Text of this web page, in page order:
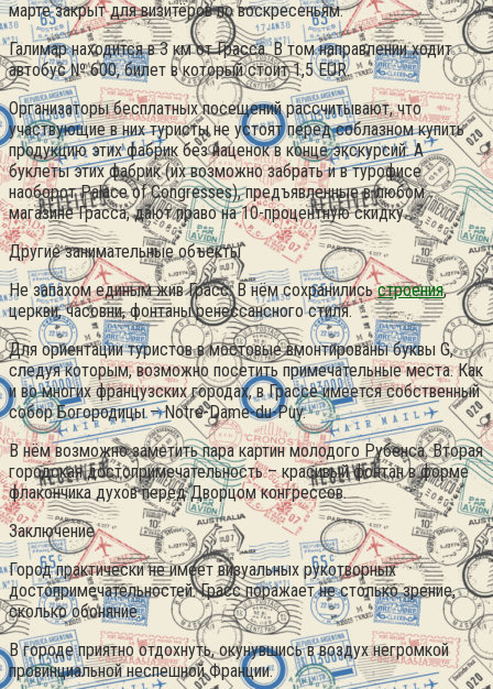
марте закрыт для визитёров по воскресеньям.
Галимар находится в 3 км от Грасса. В том направлении ходит
автобус № 600, билет в который стоит 1,5 EUR.
Организаторы бесплатных посещений рассчитывают, что
участвующие в них туристы не устоят перед соблазном купить
продукцию этих фабрик без наценок в конце экскурсий. А
буклеты этих фабрик (их возможно забрать и в турофисе
наоборот Palace of Congresses), предъявленные в любом
магазине Грасса, дают право на 10-процентную скидку.
Другие занимательные объекты
Не запахом единым жив Грасс. В нём сохранилисьстроения,
церкви, часовни, фонтаны ренессансного стиля.
Для ориентации туристов в мостовые вмонтированы буквы G,
следуя которым, возможно посетить примечательные места. Как
и во многих французских городах, в Грассе имеется собственный
собор Богородицы – Notre-Dame-du-Puy.
В нём возможно заметить пара картин молодого Рубенса. Вторая
городская достопримечательность – красивый фонтан в форме
флакончика духов перед Дворцом конгрессов.
Заключение
Город практически не имеет визуальных рукотворных
достопримечательностей. Грасс поражает не столько зрение,
сколько обоняние.
В городе приятно отдохнуть, окунувшись в воздух негромкой
провинциальной неспешной Франции.